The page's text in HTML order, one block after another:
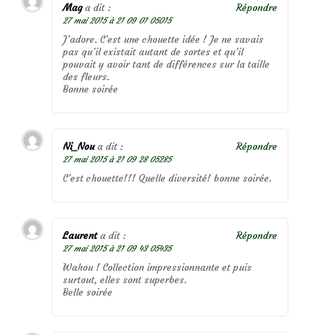
Mag a dit :
27 mai 2015 à 21 09 01 05015
J’adore. C’est une chouette idée ! Je ne savais
pas qu’il existait autant de sortes et qu’il
pouvait y avoir tant de différences sur la taille
des fleurs.
Bonne soirée
Répondre
Ni_Nou a dit :
27 mai 2015 à 21 09 28 05285
C’est chouette!!! Quelle diversité! bonne soirée.
Répondre
Laurent a dit :
27 mai 2015 à 21 09 43 05435
Wahou ! Collection impressionnante et puis
surtout, elles sont superbes.
Belle soirée
Répondre